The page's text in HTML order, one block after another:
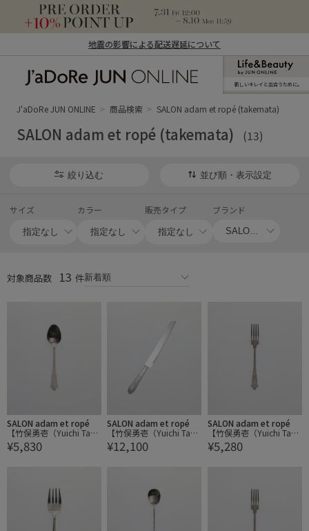
地震の影響による配送遅延について
ン オンライン）
新しいキレイと出合うために。
J'aDoRe JUN ONLINE 商品検索 SALON adam et ropé (takemata)
SALON adam et ropé (takemata) (13)
絞り込む 並び順・表示設定
サイズ カラー 販売タイプ ブランド
対象商品数 13 件
SALON adam et ropé
【竹俣勇壱（Yuichi Take
mata）】カフェスプー
¥5,830
SALON adam et ropé
【竹俣勇壱（Yuichi Take
mata）】ブレッドナイ
¥12,100
SALON adam et ropé
【竹俣勇壱（Yuichi Take
mata）】カフェフォー
クS
¥5,280